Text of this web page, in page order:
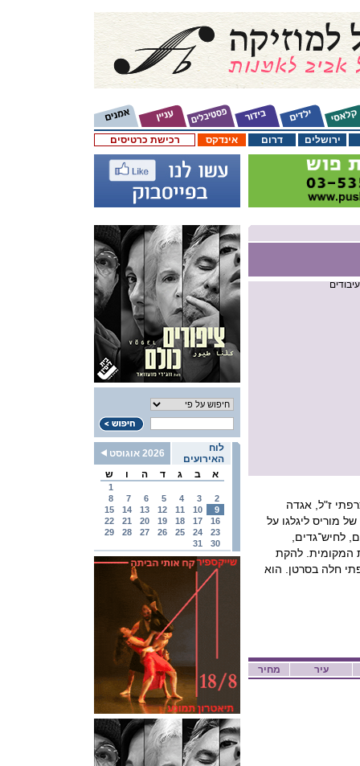
רכישת כרטיסים אינדקס דרום ירושלים
לוח
האירועים
2026 אוגוסט
א
ב ג ד ה ו ש
1
2
3
4
5
6
7
8
9
10
11
12
13
14
15
16
17
18
19
20
21
22
23
24
25
26
27
28
29
30
31
ז"ל, אגדה
מוריס ליגלגו על
לחיש־גדים,
המקומית. להקת
ב-2015, ושנה אחר-כך צרפתי חלה בסרטן. הוא
מחיר עיר